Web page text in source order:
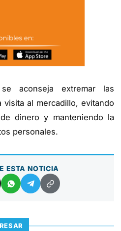
aconseja extremar las
visita al mercadillo, evitando
dinero y manteniendo la
personales.
ESTA NOTICIA